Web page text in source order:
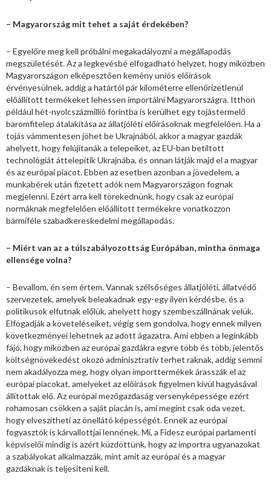
– Magyarország mit tehet a saját érdekében?
– Egyelőre meg kell próbálni megakadályozni a megállapodás
megszületését. Az a legkevésbé elfogadható helyzet, hogy miközben
Magyarországon elképesztően kemény uniós előírások
érvényesülnek, addig a határtól pár kilométerre ellenőrizetlenül
előállított termékeket lehessen importálni Magyarországra. Itthon
például hét-nyolcszázmillió forintba is kerülhet egy tojástermelő
baromfitelep átalakítása az állatjóléti előírásoknak megfelelően. Ha a
tojás vámmentesen jöhet be Ukrajnából, akkor a magyar gazdák
ahelyett, hogy felújítanák a telepeiket, az EU-ban betiltott
technológiát áttelepítik Ukrajnába, és onnan látják majd el a magyar
és az európai piacot. Ebben az esetben azonban a jövedelem, a
munkabérek után fizetett adók nem Magyarországon fognak
megjelenni. Ezért arra kell törekednünk, hogy csak az európai
normáknak megfelelően előállított termékekre vonatkozzon
bármiféle szabadkereskedelmi megállapodás.
– Miért van az a túlszabályozottság Európában, mintha önmaga
ellensége volna?
– Bevallom, én sem értem. Vannak szélsőséges állatjóléti, állatvédő
szervezetek, amelyek beleakadnak egy-egy ilyen kérdésbe, és a
politikusok elfutnak előlük, ahelyett hogy szembeszállnának velük.
Elfogadják a követeléseiket, végig sem gondolva, hogy ennek milyen
következményei lehetnek az adott ágazatra. Ami ebben a leginkább
fájó, hogy miközben az európai gazdákra egyre több és több, jelentős
költségnövekedést okozó adminisztratív terhet raknak, addig semmi
nem akadályozza meg, hogy olyan importtermékek árasszák el az
európai piacokat, amelyeket az előírások figyelmen kívül hagyásával
állítottak elő. Az európai mezőgazdaság versenyképessége ezért
rohamosan csökken a saját piacán is, ami megint csak oda vezet,
hogy elveszítheti az önellátó képességét. Ennek az európai
fogyasztók is kárvallottjai lennének. Mi, a Fidesz európai parlamenti
képviselői mindig is azért küzdöttünk, hogy az importra ugyanazokat
a szabályokat alkalmazzák, mint amit az európai és a magyar
gazdáknak is teljesíteni kell.